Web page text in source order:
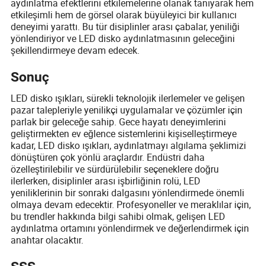
aydınlatma efektlerini etkilemelerine olanak tanıyarak hem
etkileşimli hem de görsel olarak büyüleyici bir kullanıcı
deneyimi yarattı. Bu tür disiplinler arası çabalar, yeniliği
yönlendiriyor ve LED disko aydınlatmasının geleceğini
şekillendirmeye devam edecek.
Sonuç
LED disko ışıkları, sürekli teknolojik ilerlemeler ve gelişen
pazar talepleriyle yenilikçi uygulamalar ve çözümler için
parlak bir geleceğe sahip. Gece hayatı deneyimlerini
geliştirmekten ev eğlence sistemlerini kişiselleştirmeye
kadar, LED disko ışıkları, aydınlatmayı algılama şeklimizi
dönüştüren çok yönlü araçlardır. Endüstri daha
özelleştirilebilir ve sürdürülebilir seçeneklere doğru
ilerlerken, disiplinler arası işbirliğinin rolü, LED
yeniliklerinin bir sonraki dalgasını yönlendirmede önemli
olmaya devam edecektir. Profesyoneller ve meraklılar için,
bu trendler hakkında bilgi sahibi olmak, gelişen LED
aydınlatma ortamını yönlendirmek ve değerlendirmek için
anahtar olacaktır.